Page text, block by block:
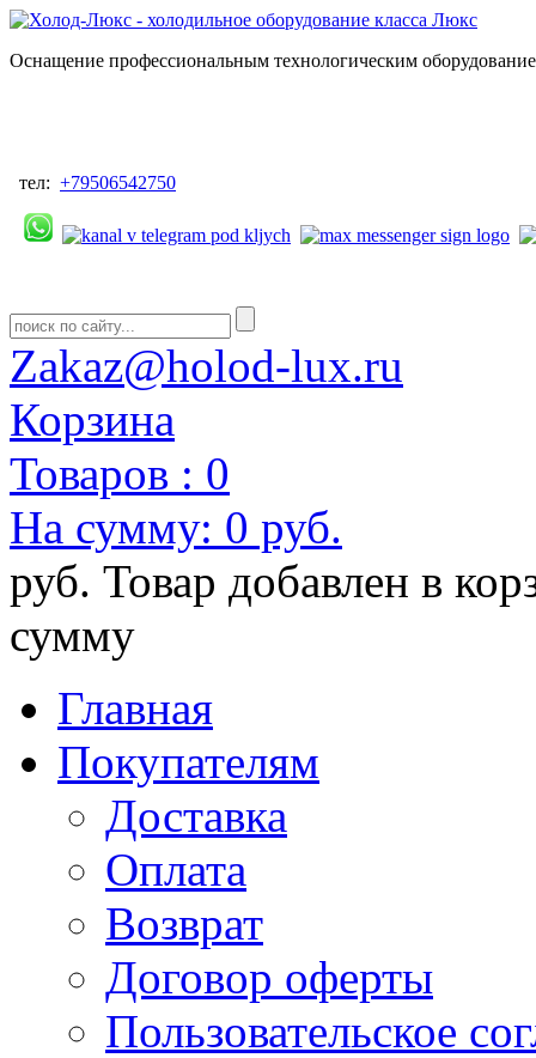
Оснащение профессиональным технологическим
тел: +79506542750
Zakaz@holod-lux.ru
Корзина
Товаров : 0
На сумму: 0 руб.
руб. Товар добавлен в
сумму
Главная
Покупателям
Доставка
Оплата
Возврат
Договор оферты
Пользовательское